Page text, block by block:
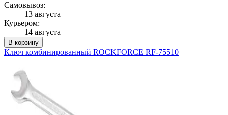
Самовывоз:
13 августа
Курьером:
14 августа
В корзину
Ключ комбинированный ROCKFORCE RF-75510